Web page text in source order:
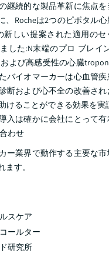
継続的な製品革新に焦点を
、Rocheは2つのピボタル
新しい提案された適用のセ
した:N末端のプロ ブレイ
よび高感受性の心臓
バイオマーカーは心血管
断および心不全の改善さ
けることができる効果を実
入は確かに会社にとって
わせ
ー業界で動作する主要な
ます。
スケア
ールター
研究所